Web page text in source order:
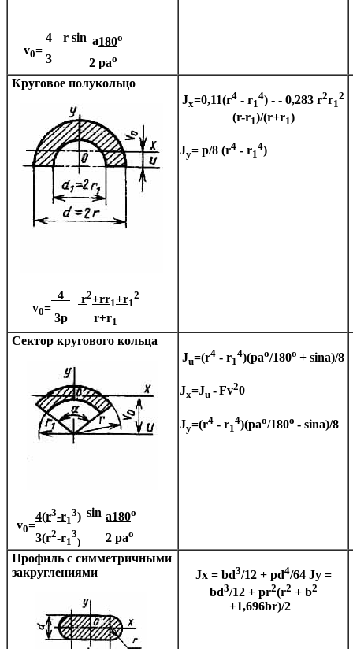
v0=
4 r sin a180o
3 2 pao
Круговое полукольцо
v0=
4 r2+rr1+r1
2
3p r+r1
Jx=0,11(r4 - r1
4) - - 0,283 r2r1
2
(r-r1)/(r+r1)
Jy= p/8 (r4 - r1
4)
Сектор кругового кольца
v0=
4(r3-r1
3) sin a180o
3(r2-r1
3
) 2 pao
Ju=(r4 - r1
4)(pao/180o + sina)/8
Jx=Ju -Fv20
Jy=(r4 - r1
4)(pao/180o - sina)/8
Профиль с симметричными
закруглениями
Jx = bd3/12 + pd4/64Jy =
bd3/12 + pr2(r2 + b2
+1,696br)/2